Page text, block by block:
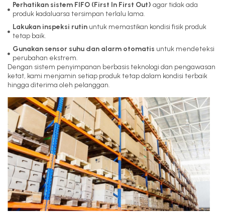
Perhatikan sistem FIFO (First In First Out) agar tidak ada
produk kadaluarsa tersimpan terlalu lama.
Lakukan inspeksi rutin untuk memastikan kondisi fisik produk
tetap baik.
Gunakan sensor suhu dan alarm otomatis untuk mendeteksi
perubahan ekstrem.
Dengan sistem penyimpanan berbasis teknologi dan pengawasan
ketat, kami menjamin setiap produk tetap dalam kondisi terbaik
hingga diterima oleh pelanggan.